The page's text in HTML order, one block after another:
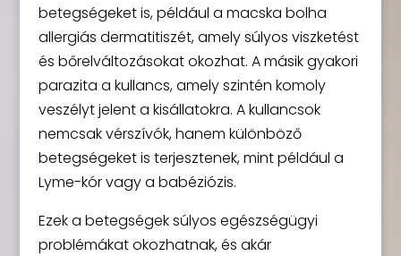
betegségeket is, például a macska bolha
allergiás dermatitiszét, amely súlyos viszketést
és bőrelváltozásokat okozhat. A másik gyakori
parazita a kullancs, amely szintén komoly
veszélyt jelent a kisállatokra. A kullancsok
nemcsak vérszívók, hanem különböző
betegségeket is terjesztenek, mint például a
Lyme-kór vagy a babéziózis.
Ezek a betegségek súlyos egészségügyi
problémákat okozhatnak, és akár